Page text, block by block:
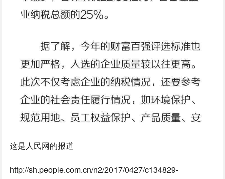
这是人民网的报道
http://sh.people.com.cn/n2/2017/0427/c134829-